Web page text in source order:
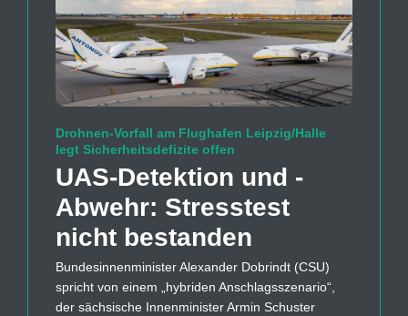
Drohnen-Vorfall am Flughafen Leipzig/Halle
legt Sicherheitsdefizite offen
UAS-Detektion und -
Abwehr: Stresstest
nicht bestanden
Bundesinnenminister Alexander Dobrindt (CSU)
spricht von einem „hybriden Anschlagsszenario“,
der sächsische Innenminister Armin Schuster